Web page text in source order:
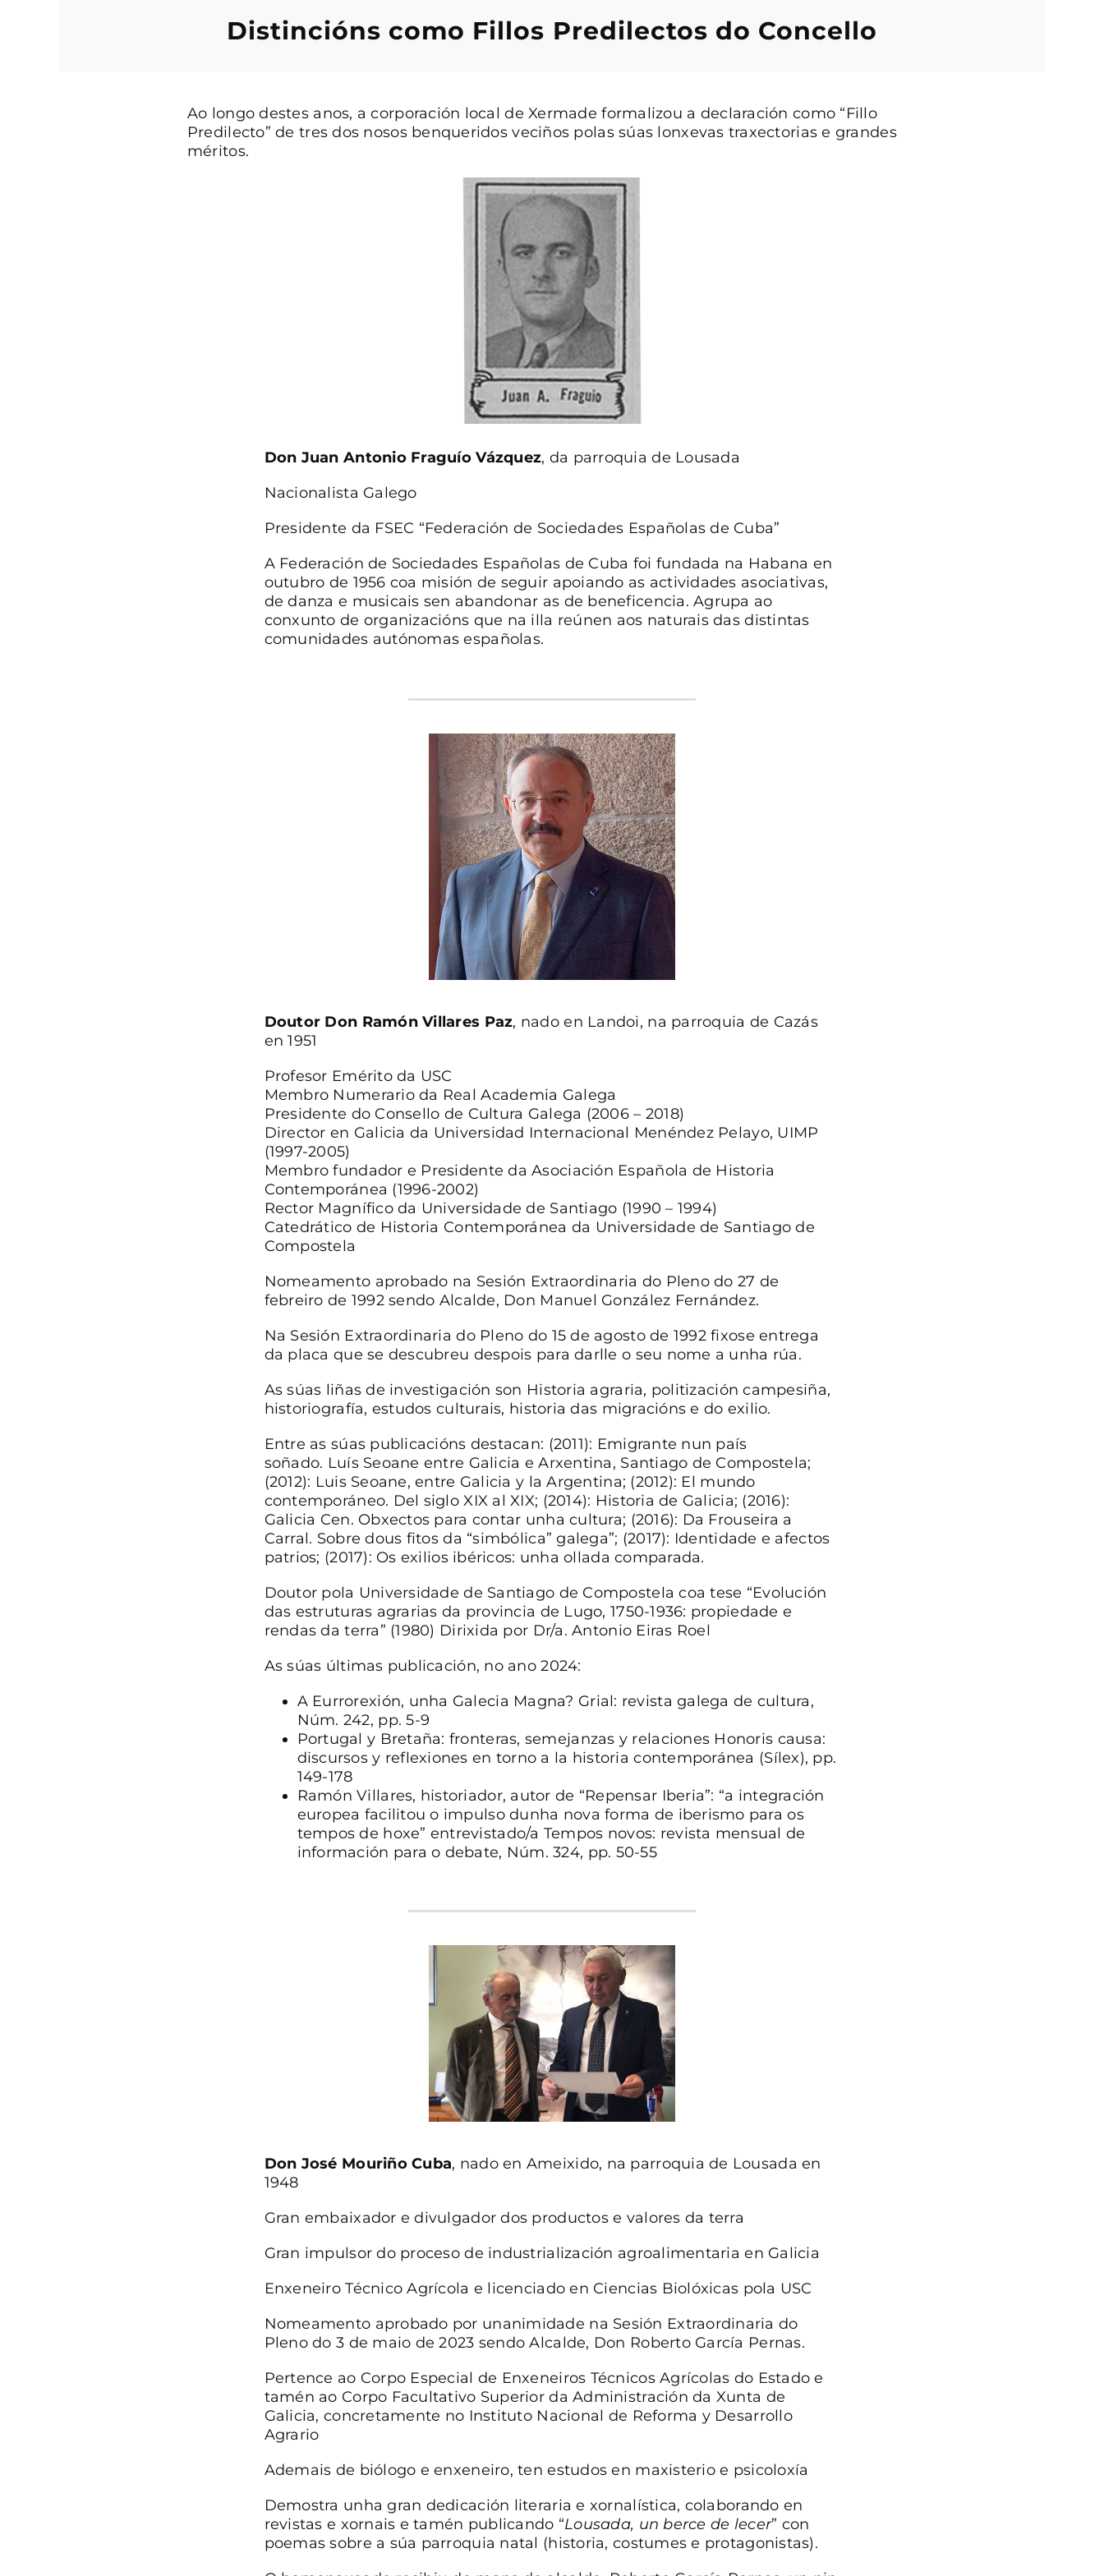
Distincións como Fillos Predilectos do Concello
Ao longo destes anos, a corporación local de Xermade formalizou a declaración como “Fillo
Predilecto” de tres dos nosos benqueridos veciños polas súas lonxevas traxectorias e grandes
méritos.
Don Juan Antonio Fraguío Vázquez, da parroquia de Lousada
Nacionalista Galego
Presidente da FSEC “Federación de Sociedades Españolas de Cuba”
A Federación de Sociedades Españolas de Cuba foi fundada na Habana en
outubro de 1956 coa misión de seguir apoiando as actividades asociativas,
de danza e musicais sen abandonar as de beneficencia. Agrupa ao
conxunto de organizacións que na illa reúnen aos naturais das distintas
comunidades autónomas españolas.
Doutor Don Ramón Villares Paz, nado en Landoi, na parroquia de Cazás
en 1951
Profesor Emérito da USC
Membro Numerario da Real Academia Galega
Presidente do Consello de Cultura Galega (2006 – 2018)
Director en Galicia da Universidad Internacional Menéndez Pelayo, UIMP
(1997-2005)
Membro fundador e Presidente da Asociación Española de Historia
Contemporánea (1996-2002)
Rector Magnífico da Universidade de Santiago (1990 – 1994)
Catedrático de Historia Contemporánea da Universidade de Santiago de
Compostela
Nomeamento aprobado na Sesión Extraordinaria do Pleno do 27 de
febreiro de 1992 sendo Alcalde, Don Manuel González Fernández.
Na Sesión Extraordinaria do Pleno do 15 de agosto de 1992 fixose entrega
da placa que se descubreu despois para darlle o seu nome a unha rúa.
As súas liñas de investigación son Historia agraria, politización campesiña,
historiografía, estudos culturais, historia das migracións e do exilio.
Entre as súas publicacións destacan: (2011): Emigrante nun país
soñado. Luís Seoane entre Galicia e Arxentina, Santiago de Compostela;
(2012): Luis Seoane, entre Galicia y la Argentina; (2012): El mundo
contemporáneo. Del siglo XIX al XIX; (2014): Historia de Galicia; (2016):
Galicia Cen. Obxectos para contar unha cultura; (2016): Da Frouseira a
Carral. Sobre dous fitos da “simbólica” galega”; (2017): Identidade e afectos
patrios; (2017): Os exilios ibéricos: unha ollada comparada.
Doutor pola Universidade de Santiago de Compostela coa tese “Evolución
das estruturas agrarias da provincia de Lugo, 1750-1936: propiedade e
rendas da terra” (1980) Dirixida por Dr/a. Antonio Eiras Roel
As súas últimas publicación, no ano 2024:
A Eurrorexión, unha Galecia Magna? Grial: revista galega de cultura,
Núm. 242, pp. 5-9
Portugal y Bretaña: fronteras, semejanzas y relaciones Honoris causa:
discursos y reflexiones en torno a la historia contemporánea (Sílex), pp.
149-178
Ramón Villares, historiador, autor de “Repensar Iberia”: “a integración
europea facilitou o impulso dunha nova forma de iberismo para os
tempos de hoxe” entrevistado/a Tempos novos: revista mensual de
información para o debate, Núm. 324, pp. 50-55
Don José Mouriño Cuba, nado en Ameixido, na parroquia de Lousada en
1948
Gran embaixador e divulgador dos productos e valores da terra
Gran impulsor do proceso de industrialización agroalimentaria en Galicia
Enxeneiro Técnico Agrícola e licenciado en Ciencias Biolóxicas pola USC
Nomeamento aprobado por unanimidade na Sesión Extraordinaria do
Pleno do 3 de maio de 2023 sendo Alcalde, Don Roberto García Pernas.
Pertence ao Corpo Especial de Enxeneiros Técnicos Agrícolas do Estado e
tamén ao Corpo Facultativo Superior da Administración da Xunta de
Galicia, concretamente no Instituto Nacional de Reforma y Desarrollo
Agrario
Ademais de biólogo e enxeneiro, ten estudos en maxisterio e psicoloxía
Demostra unha gran dedicación literaria e xornalística, colaborando en
revistas e xornais e tamén publicando “Lousada, un berce de lecer” con
poemas sobre a súa parroquia natal (historia, costumes e protagonistas).